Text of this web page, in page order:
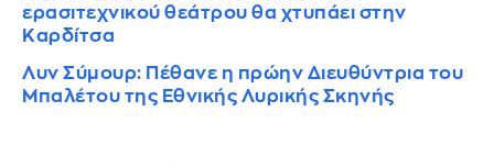
ερασιτεχνικού θεάτρου θα χτυπάει στην
Καρδίτσα
Λυν Σύμουρ: Πέθανε η πρώην Διευθύντρια του
Μπαλέτου της Εθνικής Λυρικής Σκηνής